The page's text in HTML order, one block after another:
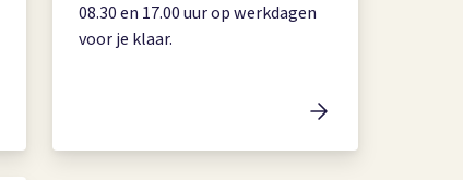
08.30 en 17.00 uur op werkdagen
voor je klaar.